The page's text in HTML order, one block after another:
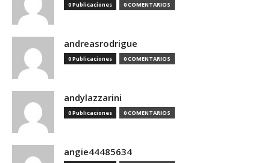
0 Publicaciones 0 COMENTARIOS
andreasrodrigue
0 Publicaciones 0 COMENTARIOS
andylazzarini
0 Publicaciones 0 COMENTARIOS
angie44485634